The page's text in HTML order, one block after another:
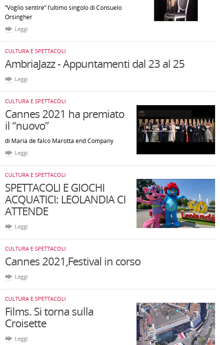
“Voglio sentire” l’ultimo singolo di Consuelo
Orsingher
Leggi
CULTURA E SPETTACOLI
AmbriaJazz - Appuntamenti dal 23 al 25
Leggi
CULTURA E SPETTACOLI
Cannes 2021 ha premiato
il “nuovo”
di Maria de falco Marotta end Company
Leggi
CULTURA E SPETTACOLI
SPETTACOLI E GIOCHI
ACQUATICI: LEOLANDIA CI
ATTENDE
Leggi
CULTURA E SPETTACOLI
Cannes 2021,Festival in corso
Leggi
CULTURA E SPETTACOLI
Films. Si torna sulla
Croisette
Leggi